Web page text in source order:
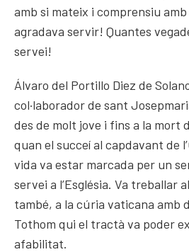
amb si mateix i comprensiu
agradava servir! Quantes
servei!
Álvaro del Portillo Diez de
col·laborador de sant
des de molt jove i fins a la mort
quan el succeí al capdavant de
vida va estar marcada per un
servei a l’Església. Va treballar
també, a la cúria vaticana amb
Tothom qui el tractà va poder
afabilitat.